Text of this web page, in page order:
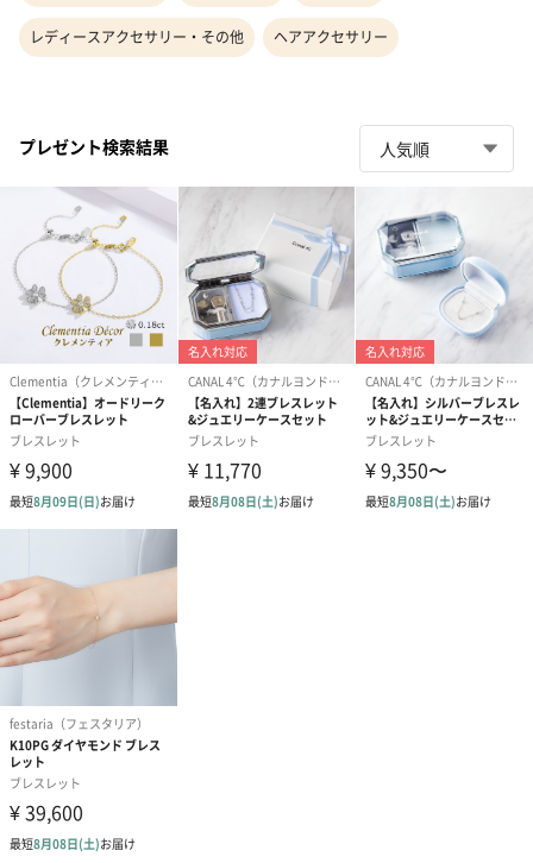
レディースアクセサリー・その他 ヘアアクセサリー
プレゼント検索結果